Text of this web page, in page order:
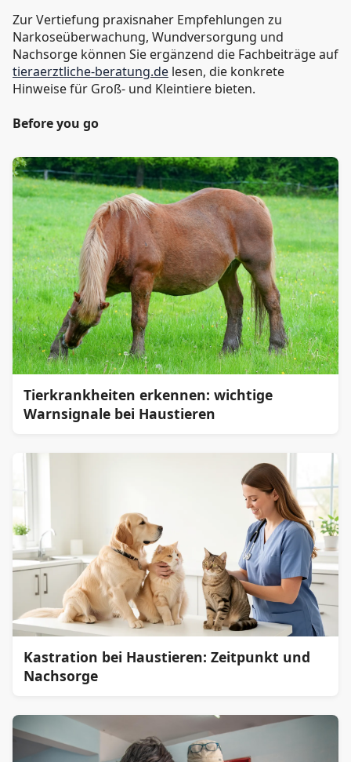
Zur Vertiefung praxisnaher Empfehlungen zu
Narkoseüberwachung, Wundversorgung und
Nachsorge können Sie ergänzend die Fachbeiträge auf
tieraerztliche-beratung.de lesen, die konkrete
Hinweise für Groß- und Kleintiere bieten.
Before you go
Tierkrankheiten erkennen: wichtige
Warnsignale bei Haustieren
Kastration bei Haustieren: Zeitpunkt und
Nachsorge